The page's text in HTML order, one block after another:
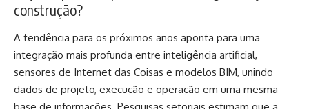
construção?
A tendência para os próximos anos aponta para uma
integração mais profunda entre inteligência artificial,
sensores de Internet das Coisas e modelos BIM, unindo
dados de projeto, execução e operação em uma mesma